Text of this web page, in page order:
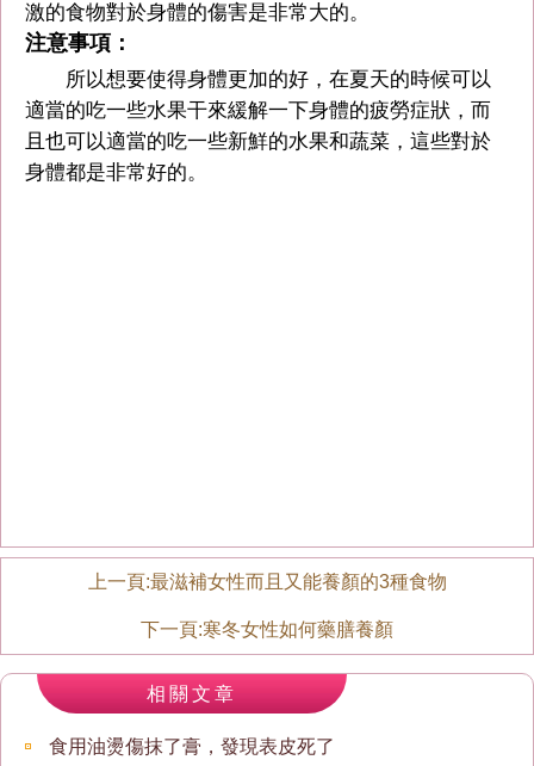
激的食物對於身體的傷害是非常大的。
注意事項：
所以想要使得身體更加的好，在夏天的時候可以
適當的吃一些水果干來緩解一下身體的疲勞症狀，而
且也可以適當的吃一些新鮮的水果和蔬菜，這些對於
身體都是非常好的。
上一頁:最滋補女性而且又能養顏的3種食物
下一頁:寒冬女性如何藥膳養顏
相關文章
食用油燙傷抹了膏，發現表皮死了